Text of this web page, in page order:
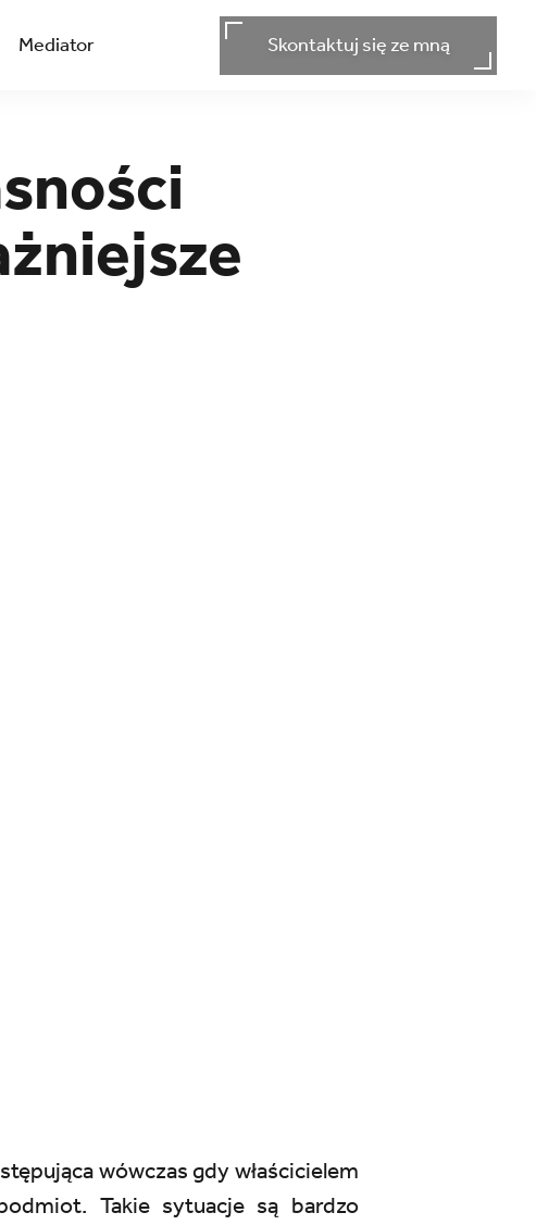
Mediator Skontaktuj się ze mną
wówczas gdy właścicielem
Takie sytuacje są bardzo